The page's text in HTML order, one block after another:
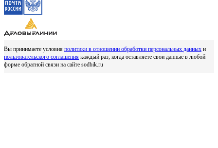
Вы принимаете условия политики в отношении обработки персональных данных и
пользовательского соглашения каждый раз, когда оставляете свои данные в любой
форме обратной связи на сайте sodbik.ru